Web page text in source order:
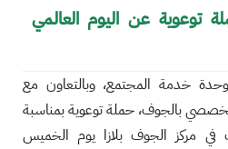
توعوية عن اليوم العالمي
خدمة المجتمع، وبالتعاون مع
بالجوف، حملة توعوية بمناسبة
في مركز الجوف بلازا يوم الخميس